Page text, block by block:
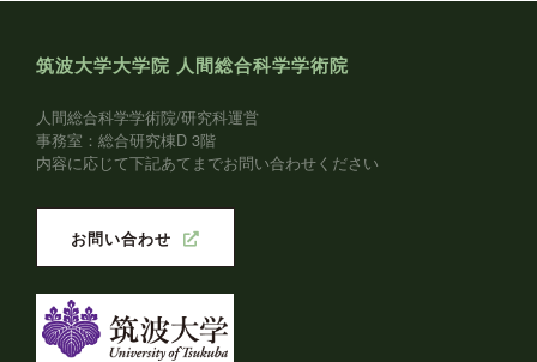
筑波大学大学院 人間総合科学学術院
人間総合科学学術院/研究科運営
事務室：総合研究棟D 3階
内容に応じて下記あてまでお問い合わせください
お問い合わせ